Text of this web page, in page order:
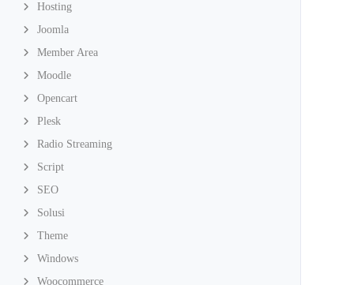
Hosting
Joomla
Member Area
Moodle
Opencart
Plesk
Radio Streaming
Script
SEO
Solusi
Theme
Windows
Woocommerce